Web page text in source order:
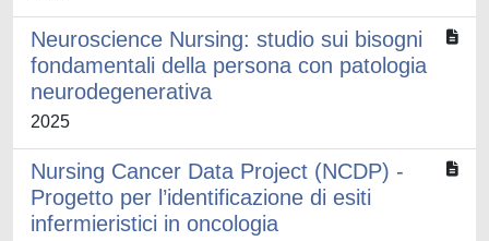
Neuroscience Nursing: studio sui bisogni
fondamentali della persona con patologia
neurodegenerativa
2025
Nursing Cancer Data Project (NCDP) -
Progetto per l’identificazione di esiti
infermieristici in oncologia